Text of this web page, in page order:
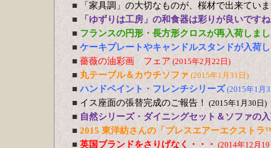
■
「家具調」の大切なものが、桜材で出来てい
■
「ゆずりは工房」の和食器は彩りが良いです
■ フランスの円形・長方形クロスが再入荷しま
■ ケーキプレートやキャンドルスタンドが入荷
■ 薔薇の油彩画 フェア (2015年2月22日)
■ 丸テーブル＆カウチソファ (2015年1月31日)
■ ハンドペイント・フレンチシリーズ (2015年1月
■ イス座面の張替完成のご報告！ (2015年1月30日)
■ 自然シリーズ・ダイニングセット＆ソファの
■ 2015 東洋紡さんの「ブレスエアーエクスト
■ 英国ブランドをさりげなく・・・ (2014年12月